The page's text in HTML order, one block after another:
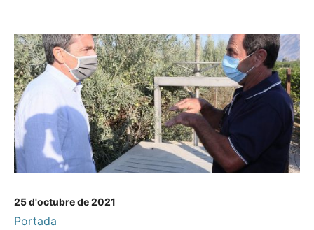
25 d'octubre de 2021
Portada